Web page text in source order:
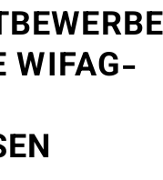
WIFAG-